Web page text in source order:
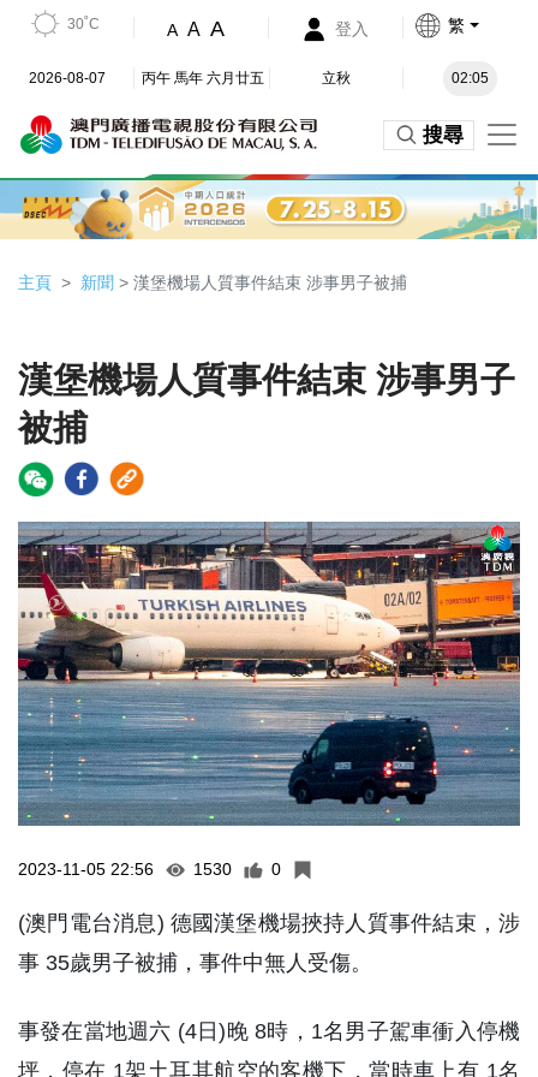
30˚C A A A 登入 繁
2026-08-07 丙午 馬年 六月廿五 立秋 02:05
搜尋
主頁 新聞 > 漢堡機場人質事件結束 涉事男子被捕
漢堡機場人質事件結束 涉事男子
被捕
2023-11-05 22:56 1530 0
(澳門電台消息) 德國漢堡機場挾持人質事件結束，涉
事 35歲男子被捕，事件中無人受傷。
事發在當地週六 (4日)晚 8時，1名男子駕車衝入停機
坪，停在 1架土耳其航空的客機下，當時車上有 1名